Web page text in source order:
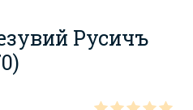
Русичъ